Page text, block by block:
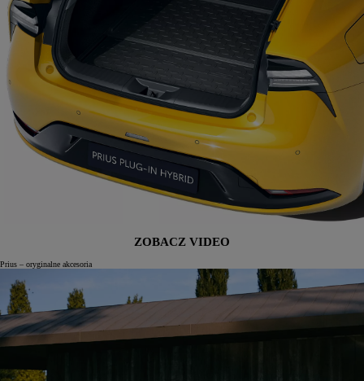
ZOBACZ VIDEO
Prius – oryginalne akcesoria